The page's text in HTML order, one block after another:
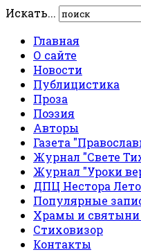
Искать...
Главная
О сайте
Новости
Публицистика
Проза
Поэзия
Авторы
Газета
Журнал "Свете
Журнал "Уроки
ДПЦ Нестора
Популярные
Храмы и святыни
Стиховизор
Контакты